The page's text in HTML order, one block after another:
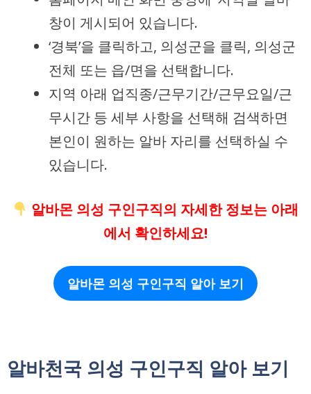
창이 게시되어 있습니다.
‘경북’을 클릭하고, 의성군을 클릭, 의성군
전체 또는 읍/면을 선택합니다.
지역 아래 업직종/근무기간/근무요일/근
무시간 등 세부 사항을 선택해 검색하면
본인이 원하는 알바 자리를 선택하실 수
있습니다.
알바몬 의성 구인구직의 자세한 정보는 아래
에서 확인하세요!
알바몬 의성 구인구직 알아 보기
알바천국 의성 구인구직 알아 보기